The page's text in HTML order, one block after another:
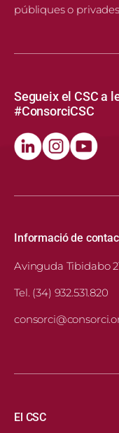
públiques o
Segueix el CSC a
#ConsorciCSC
Informació de
Avinguda Tibidabo
Tel. (34) 932.531.820
Navegació
El CSC